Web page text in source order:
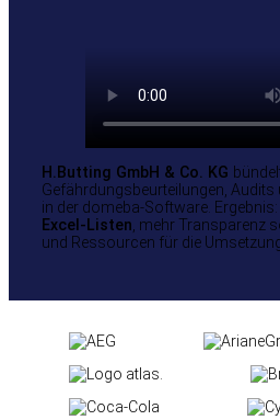
H.Butting GmbH & Co. KG
Gefährdungsbeurteilungen, Audits
in der domeba-Software. Ergebnis:
Excel-Listen, mehr Transparenz
und Ressourcen für die